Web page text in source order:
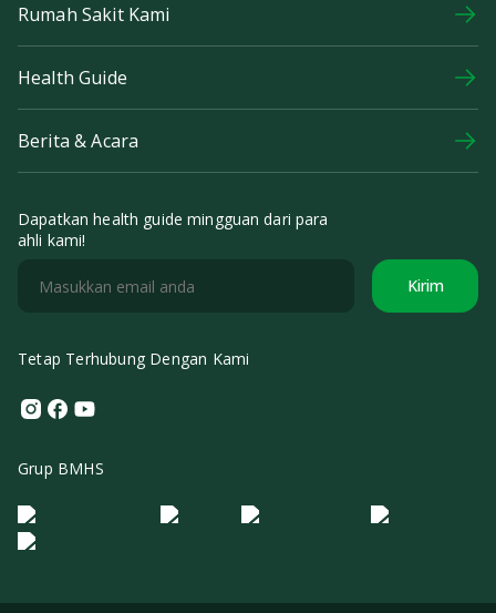
Rumah Sakit Kami
Health Guide
Berita & Acara
Dapatkan health guide mingguan dari para
ahli kami!
Kirim
Tetap Terhubung Dengan Kami
Instagram
Facebook
Youtube
Grup BMHS
Logo Morula IFV Logo ER
Logo Diagnos
Logo IRSI